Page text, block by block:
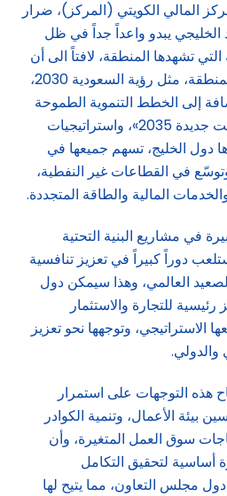
المالي الكويتي (المركز)، ضرار
الخليجي يبدو واعداً جداً في ظل
التي تشهدها المنطقة، لافتاً الى أن
الرؤى الاستراتيجية لدول المنطقة، مثل رؤية السعودية 2030،
2031، بالإضافة إلى الخطط التنموية الطموحة
في الكويت، مثل «رؤية كويت جديدة 2035»، واستراتيجيات
دول الخليج، تسهم جميعها في
في القطاعات غير النفطية،
المالية والطاقة المتجددة.
في مشاريع البنية التحتية
دوراً كبيراً في تعزيز تنافسية
العالمي، وهذا سيمكن دول
للتجارة والاستثمار
الاستراتيجي، وتوجهها نحو تعزيز
والدولي.
هذه التوجهات على استمرار
بيئة الأعمال، وتنمية الكوادر
سوق العمل المتغيرة، وأن
أساسية لتحقيق التكامل
مجلس التعاون، مما يتيح لها